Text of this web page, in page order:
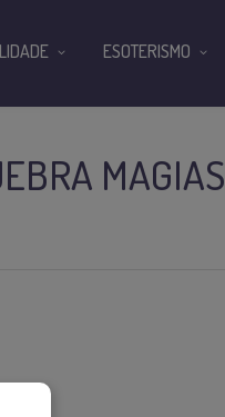
MAGIAS
ESOTERISMO